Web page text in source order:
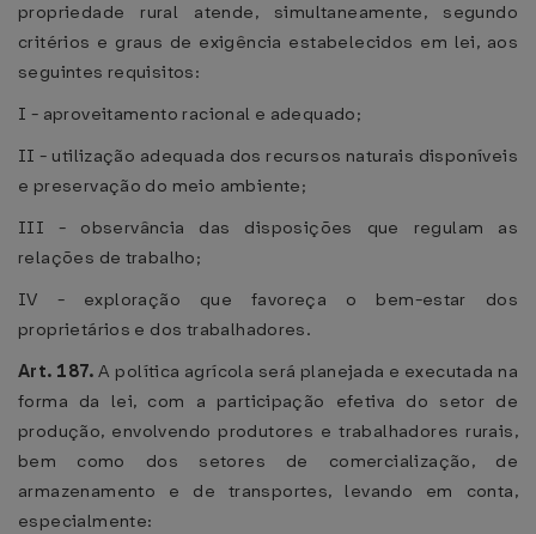
propriedade rural atende, simultaneamente, segundo
critérios e graus de exigência estabelecidos em lei, aos
seguintes requisitos:
I - aproveitamento racional e adequado;
II - utilização adequada dos recursos naturais disponíveis
e preservação do meio ambiente;
III - observância das disposições que regulam as
relações de trabalho;
IV - exploração que favoreça o bem-estar dos
proprietários e dos trabalhadores.
Art. 187.A política agrícola será planejada e executada na
forma da lei, com a participação efetiva do setor de
produção, envolvendo produtores e trabalhadores rurais,
bem como dos setores de comercialização, de
armazenamento e de transportes, levando em conta,
especialmente: